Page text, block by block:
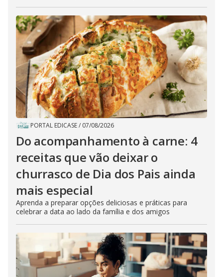
PORTAL EDICASE/ 07/08/2026
Do acompanhamento à carne: 4
receitas que vão deixar o
churrasco de Dia dos Pais ainda
mais especial
Aprenda a preparar opções deliciosas e práticas para
celebrar a data ao lado da família e dos amigos